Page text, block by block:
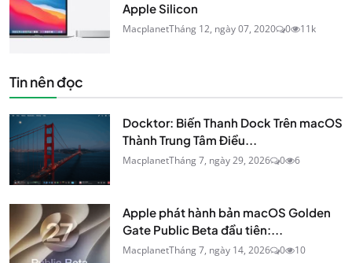
Apple Silicon
MacplanetTháng 12, ngày 07, 2020 0 11k
Tin nên đọc
Docktor: Biến Thanh Dock Trên macOS
Thành Trung Tâm Điều...
MacplanetTháng 7, ngày 29, 2026 0 6
Apple phát hành bản macOS Golden
Gate Public Beta đầu tiên:...
MacplanetTháng 7, ngày 14, 2026 0 10